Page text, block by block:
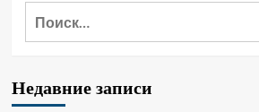
Недавние записи